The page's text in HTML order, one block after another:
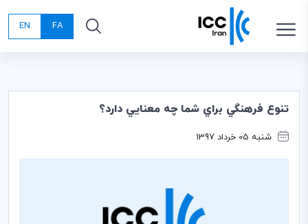
FA
EN
تنوع فرهنگي براي شما چه معنايي دارد؟
شنبه 05 خرداد 1397